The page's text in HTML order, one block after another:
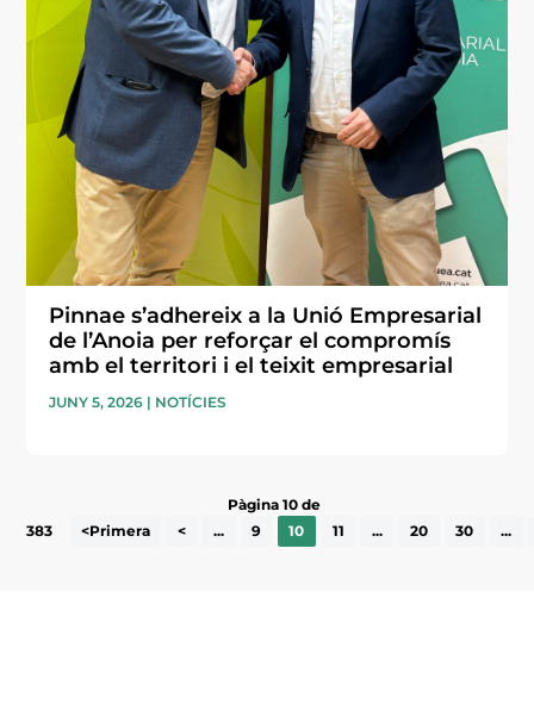
Pinnae s’adhereix a la Unió Empresarial
de l’Anoia per reforçar el compromís
amb el territori i el teixit empresarial
JUNY 5, 2026 | NOTÍCIES
Pàgina 10 de
383
<Primera < ... 9 10 11 ... 20 30 ...